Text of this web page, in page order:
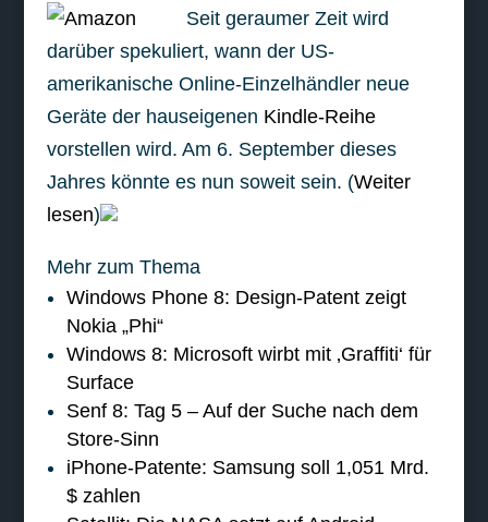
Seit geraumer Zeit wird
darüber spekuliert, wann der US-
amerikanische Online-Einzelhändler neue
Geräte der hauseigenen Kindle-Reihe
vorstellen wird. Am 6. September dieses
Jahres könnte es nun soweit sein. (Weiter
lesen)
Mehr zum Thema
Windows Phone 8: Design-Patent zeigt
Nokia „Phi“
Windows 8: Microsoft wirbt mit ‚Graffiti‘ für
Surface
Senf 8: Tag 5 – Auf der Suche nach dem
Store-Sinn
iPhone-Patente: Samsung soll 1,051 Mrd.
$ zahlen